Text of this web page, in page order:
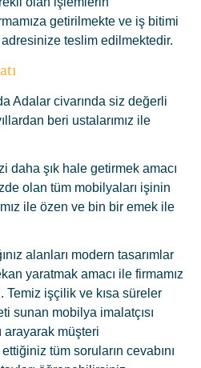
getirilmekte ve iş bitimi
teslim edilmektedir.
Adalar civarında siz değerli
beri ustalarımız ile
daha şık hale getirmek amacı
olan tüm mobilyaları işinin
ile özen ve bin bir emek ile
alanları modern tasarımlar
yaratmak amacı ile firmamız
işçilik ve kısa süreler
sunan mobilya imalatçısı
arayarak müşteri
tüm soruların cevabını